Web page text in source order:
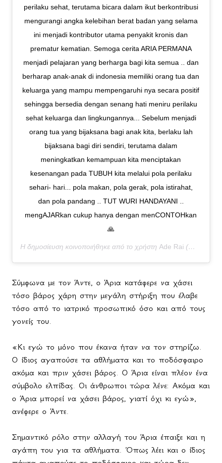
perilaku sehat, terutama bicara dalam ikut berkontribusi
mengurangi angka kelebihan berat badan yang selama
ini menjadi kontributor utama penyakit kronis dan
prematur kematian. Semoga cerita ARIA PERMANA
menjadi pelajaran yang berharga bagi kita semua .. dan
berharap anak-anak di indonesia memiliki orang tua dan
keluarga yang mampu mempengaruhi nya secara positif
sehingga bersedia dengan senang hati meniru perilaku
sehat keluarga dan lingkungannya... Sebelum menjadi
orang tua yang bijaksana bagi anak kita, berlaku lah
bijaksana bagi diri sendiri, terutama dalam
meningkatkan kemampuan kita menciptakan
kesenangan pada TUBUH kita melalui pola perilaku
sehari- hari... pola makan, pola gerak, pola istirahat,
dan pola pandang .. TUT WURI HANDAYANI ..
mengAJARkan cukup hanya dengan menCONTOHkan
🙏
Η δημοσίευση κοινοποιήθηκε από το χρήστη Ade Rai (@ade_rai) στις
Σύμφωνα με τον Άντε, ο Άρια κατάφερε να χάσει
τόσο βάρος χάρη στην μεγάλη στήριξη που έλαβε
τόσο από το ιατρικό προσωπικό όσο και από τους
γονείς του.
«Κι εγώ το μόνο που έκανα ήταν να τον στηρίζω.
Ο ίδιος αγαπούσε τα αθλήματα και το ποδόσφαιρο
ακόμα και πριν χάσει βάρος. Ο Άρια είναι πλέον ένα
σύμβολο ελπίδας. Οι άνθρωποι τώρα λένε: Ακόμα και
ο Άρια μπορεί να χάσει βάρος, γιατί όχι κι εγώ»,
ανέφερε ο Άντε.
Σημαντικό ρόλο στην αλλαγή του Άρια έπαιξε και η
αγάπη του για τα αθλήματα. Όπως λέει και ο ίδιος